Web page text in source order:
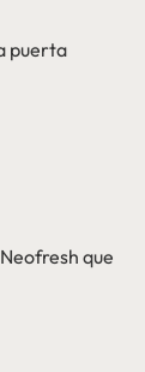
puerta
que